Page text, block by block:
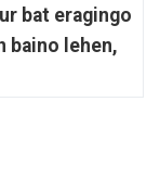
bat eragingo
baino lehen,